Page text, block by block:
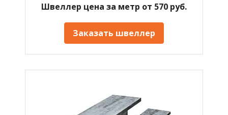
Швеллер цена за метр от 570 руб.
Заказать швеллер